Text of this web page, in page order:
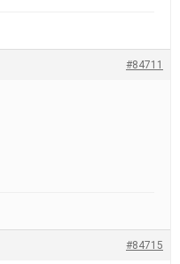
#84711
#84715